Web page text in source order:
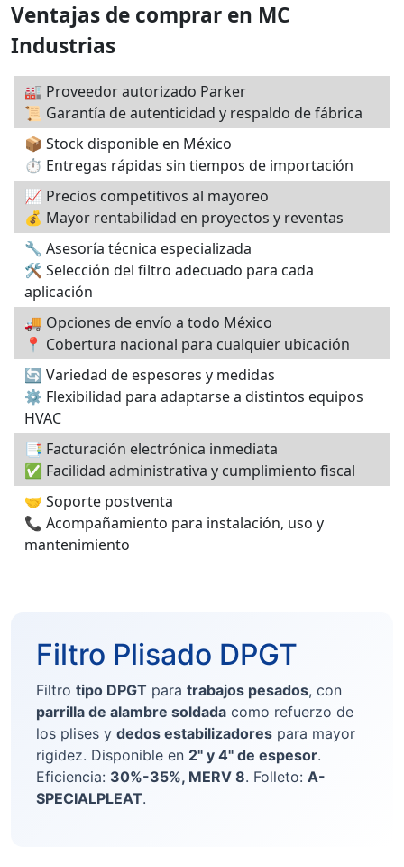
Ventajas de comprar en MC
Industrias
🏭 Proveedor autorizado Parker
📜 Garantía de autenticidad y respaldo de fábrica
📦 Stock disponible en México
⏱️ Entregas rápidas sin tiempos de importación
📈 Precios competitivos al mayoreo
💰 Mayor rentabilidad en proyectos y reventas
🔧 Asesoría técnica especializada
🛠️ Selección del filtro adecuado para cada
aplicación
🚚 Opciones de envío a todo México
📍 Cobertura nacional para cualquier ubicación
🔄 Variedad de espesores y medidas
⚙️ Flexibilidad para adaptarse a distintos equipos
HVAC
📑 Facturación electrónica inmediata
✅ Facilidad administrativa y cumplimiento fiscal
🤝 Soporte postventa
📞 Acompañamiento para instalación, uso y
mantenimiento
Filtro Plisado DPGT
Filtro tipo DPGT para trabajos pesados, con
parrilla de alambre soldada como refuerzo de
los plises y dedos estabilizadores para mayor
rigidez. Disponible en 2" y 4" de espesor.
Eficiencia: 30%-35%, MERV 8. Folleto: A-
SPECIALPLEAT.